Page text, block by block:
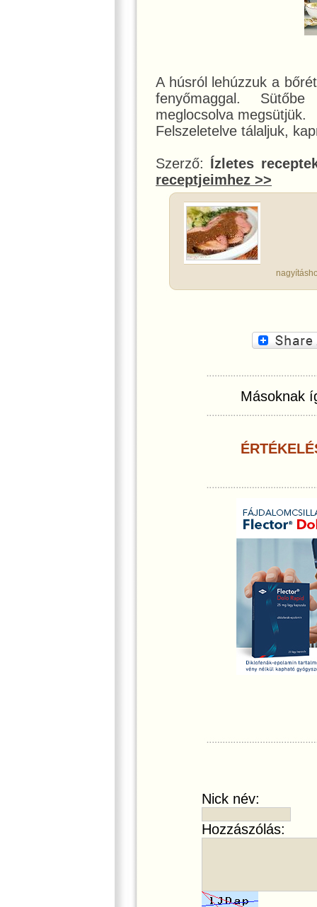
A húsról lehúzzuk a
fenyőmaggal.
meglocsolva megsütjük.
Felszeletelve tálaljuk,
Szerző: Ízletes
receptjeimhez >>
Másoknak
Nick név:
Hozzászólás: